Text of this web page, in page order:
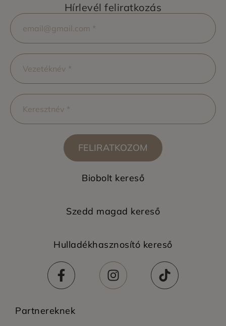
Hírlevél feliratkozás
FELIRATKOZOM
Biobolt kereső
Szedd magad kereső
Hulladékhasznosító kereső
Partnereknek